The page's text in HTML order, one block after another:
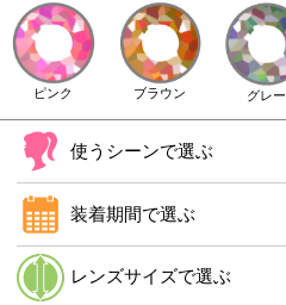
ピンク ブラウン グレー
使うシーンで選ぶ
装着期間で選ぶ
レンズサイズで選ぶ